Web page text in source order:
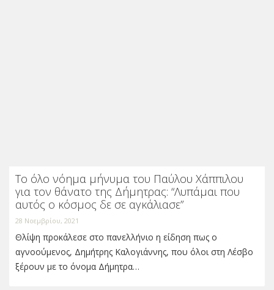
Το όλο νόημα μήνυμα του Παύλου Χάππιλου
για τον θάνατο της Δήμητρας: “Λυπάμαι που
αυτός ο κόσμος δε σε αγκάλιασε”
28 Νοεμβρίου, 2021
Θλίψη προκάλεσε στο πανελλήνιο η είδηση πως ο
αγνοούμενος, Δημήτρης Καλογιάννης, που όλοι στη Λέσβο
ξέρουν με το όνομα Δήμητρα…